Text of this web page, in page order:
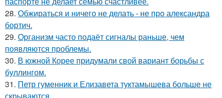
28. Обжираться и ничего не делать - не про александра
бортич.
29. Организм часто подаёт сигналы раньше, чем
появляются проблемы.
30. В южной Корее придумали свой вариант борьбы с
буллингом.
31. Петр гуменник и Елизавета туктамышева больше не
скрываются.